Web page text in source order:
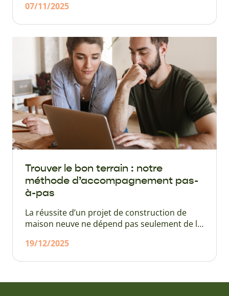
moins importantes. Toutefois, cela ne signifie
Mais quelle forme celle-ci doit-elle prendre
concrètement et quels matériaux préférer
aujourd'hui ? On fait le point ensemble en
analysant au passage comment Maisons
Naturéa se distingue !
07/11/2025
Trouver le bon terrain : notre
méthode d’accompagnement pas-
à-pas
La réussite d’un projet de construction de
maison neuve ne dépend pas seulement de la
l’emplacement et du terrain sont tout aussi
accompagnons chaque client dans cette
19/12/2025